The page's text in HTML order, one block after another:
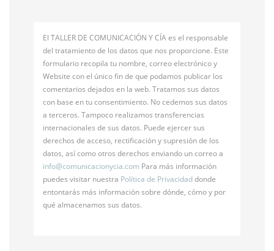
El TALLER DE COMUNICACIÓN Y CÍA es el responsable
del tratamiento de los datos que nos proporcione. Este
formulario recopila tu nombre, correo electrónico y
Website con el único fin de que podamos publicar los
comentarios dejados en la web. Tratamos sus datos
con base en tu consentimiento. No cedemos sus datos
a terceros. Tampoco realizamos transferencias
internacionales de sus datos. Puede ejercer sus
derechos de acceso, rectificación y supresión de los
datos, así como otros derechos enviando un correo a
info@comunicacionycia.com Para más información
puedes visitar nuestra Política de Privacidaddonde
entontarás más información sobre dónde, cómo y por
qué almacenamos sus datos.